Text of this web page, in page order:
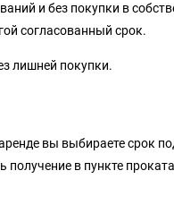
и без покупки в
согласованный срок.
лишней покупки.
вы выбираете срок
в пункте